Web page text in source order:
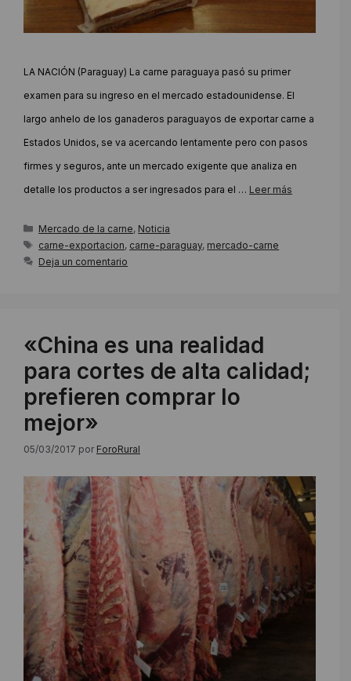
LA NACIÓN (Paraguay) La carne paraguaya pasó su primer
examen para su ingreso en el mercado estadounidense. El
largo anhelo de los ganaderos paraguayos de exportar carne a
Estados Unidos, se va acercando lentamente pero con pasos
firmes y seguros, ante un mercado exigente que analiza en
detalle los productos a ser ingresados para el … Leer más
Categorías
Mercado de la carne, Noticia
Etiquetas
carne-exportacion, carne-paraguay, mercado-carne
Deja un comentario
«China es una realidad
para cortes de alta calidad;
prefieren comprar lo
mejor»
05/03/2017 por ForoRural